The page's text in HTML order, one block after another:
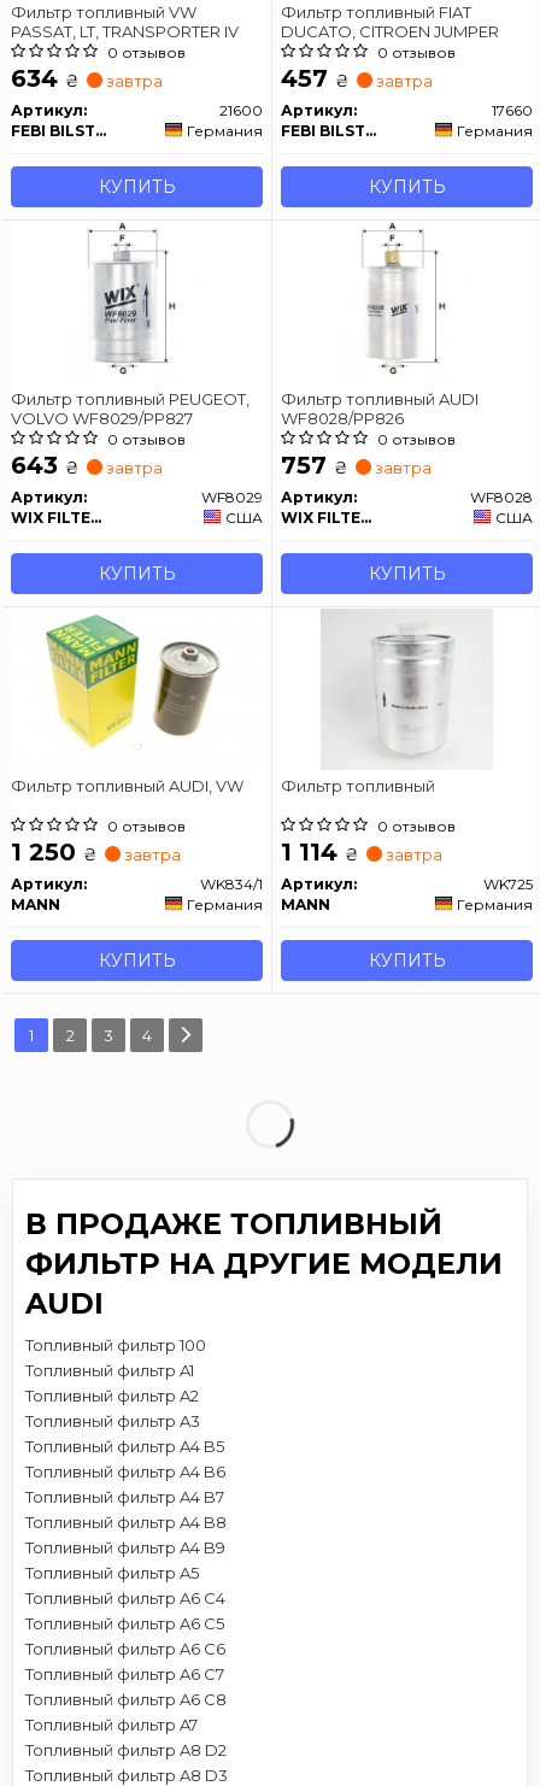
Фильтр топливный VW
PASSAT, LT, TRANSPORTER IV
0 отзывов
634 ₴ завтра
Артикул:
21600
FEBI BILSTEIN
Германия
КУПИТЬ
Фильтр топливный FIAT
DUCATO, CITROEN JUMPER
0 отзывов
457 ₴ завтра
Артикул:
17660
FEBI BILSTEIN
Германия
КУПИТЬ
Фильтр топливный PEUGEOT,
VOLVO WF8029/PP827
0 отзывов
643 ₴ завтра
Артикул:
WF8029
WIX FILTERS
США
КУПИТЬ
Фильтр топливный AUDI
WF8028/PP826
0 отзывов
757 ₴ завтра
Артикул:
WF8028
WIX FILTERS
США
КУПИТЬ
Фильтр топливный AUDI, VW
0 отзывов
1 250 ₴ завтра
Артикул:
WK834/1
MANN
Германия
КУПИТЬ
Фильтр топливный
0 отзывов
1 114 ₴ завтра
Артикул:
WK725
MANN
Германия
КУПИТЬ
1 2 3 4
В ПРОДАЖЕ ТОПЛИВНЫЙ
ФИЛЬТР НА ДРУГИЕ МОДЕЛИ
AUDI
Топливный фильтр 100
Топливный фильтр A1
Топливный фильтр A2
Топливный фильтр A3
Топливный фильтр A4 B5
Топливный фильтр A4 B6
Топливный фильтр A4 B7
Топливный фильтр A4 B8
Топливный фильтр A4 B9
Топливный фильтр A5
Топливный фильтр A6 C4
Топливный фильтр A6 C5
Топливный фильтр A6 C6
Топливный фильтр A6 C7
Топливный фильтр A6 C8
Топливный фильтр A7
Топливный фильтр A8 D2
Топливный фильтр A8 D3